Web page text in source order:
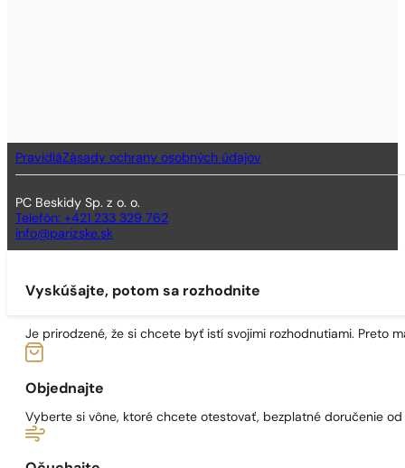
PravidláZásady ochrany osobných údajov
PC Beskidy Sp. z o. o.
Telefón: +421 233 329 762
info@parizske.sk
Vyskúšajte, potom sa rozhodnite
Je prirodzené, že si chcete byť istí svojimi rozhodnutiami. Preto
Objednajte
Vyberte si vône, ktoré chcete otestovať, bezplatné doručenie